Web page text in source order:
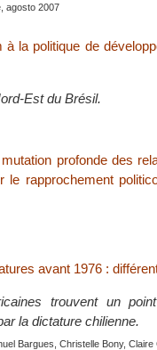
agosto 2007
à la politique de
Est du Brésil.
profonde des
le rapprochement
avant 1976 :
trouvent un
la dictature chilienne.
Bargues, Christelle Bony,